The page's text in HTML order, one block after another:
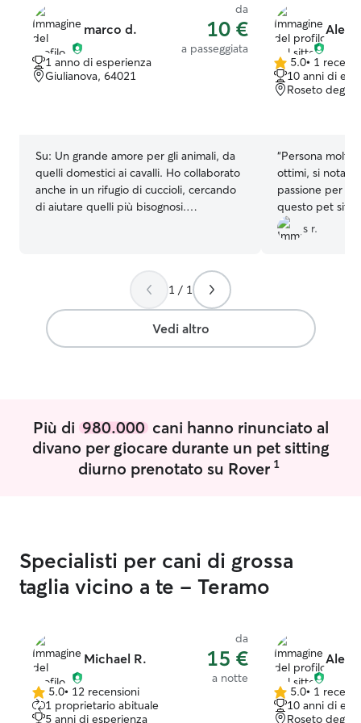
giardino recintato dove possiamo giocare
a vari giochi. Non rimarrà mai fuori da
solo.
anche
situazioni!
marco d.
da
10 €
a passeggiata
1 anno di esperienza
Giulianova, 64021
Su: Un grande amore per gli animali, da
quelli domestici ai cavalli. Ho collaborato
anche in un rifugio di cuccioli, cercando
di aiutare quelli più bisognosi.
(eventualmente notturno) da dedicare
agli animali, portandoli con amore a
passeggiare e dedicarmi alle loro
necessità Ho una terrazza dove il cane
può stare libero e respirare all’aria aperta
5.0
su
5
5.0• 1
10 anni di
Roseto degli
“Persona molto
ottimi, si nota
passione per gli
questo pet
s r.
1 / 1
Vedi altro
Più di 980.000cani hanno rinunciato al
divano per giocare durante un pet sitting
diurno prenotato su Rover 1
Specialisti per cani di grossa
taglia vicino a te - Teramo
Michael R.
da
15 €
a notte
5.0
su
5.0• 12 recensioni
1 proprietario abituale
5 anni di esperienza
5.0
su
5.0• 1
10 anni di
Roseto degli